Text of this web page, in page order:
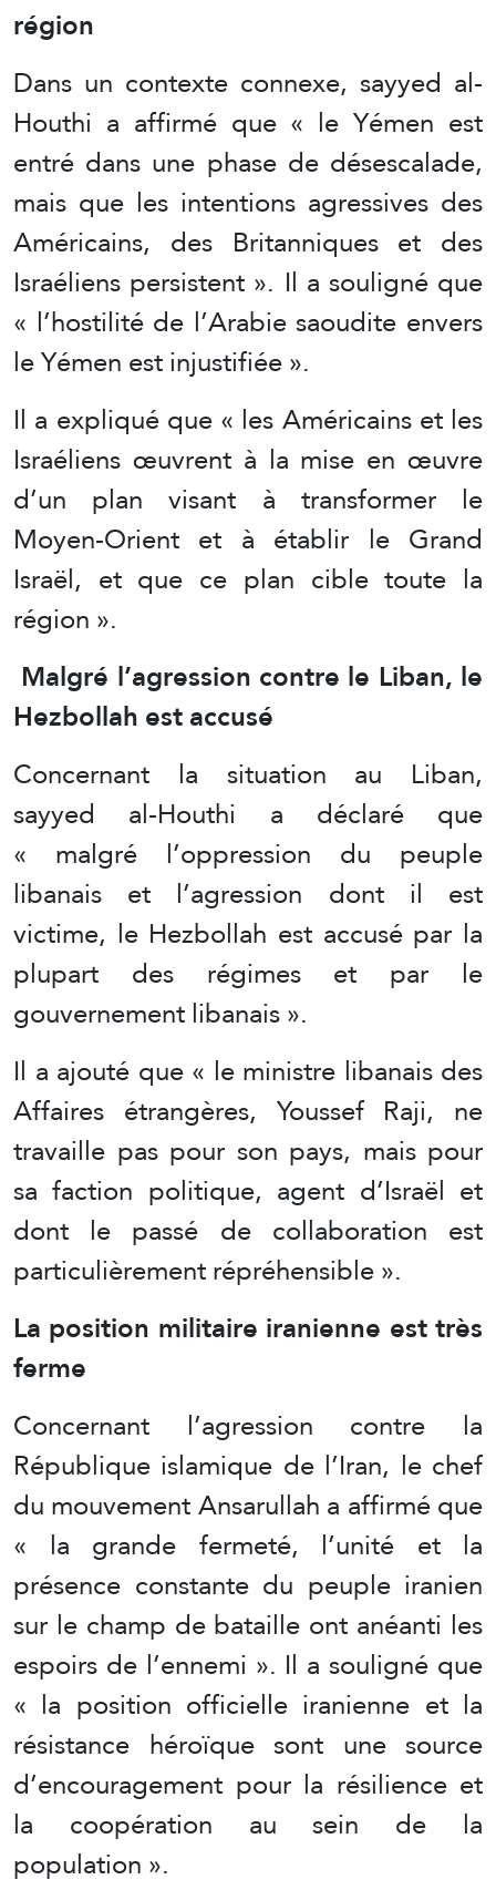
région
Dans un contexte connexe, sayyed al-
Houthi a affirmé que « le Yémen est
entré dans une phase de désescalade,
mais que les intentions agressives des
Américains, des Britanniques et des
Israéliens persistent ». Il a souligné que
« l’hostilité de l’Arabie saoudite envers
le Yémen est injustifiée ».
Il a expliqué que « les Américains et les
Israéliens œuvrent à la mise en œuvre
d’un plan visant à transformer le
Moyen-Orient et à établir le Grand
Israël, et que ce plan cible toute la
région ».
Malgré l’agression contre le Liban, le
Hezbollah est accusé
Concernant la situation au Liban,
sayyed al-Houthi a déclaré que
« malgré l’oppression du peuple
libanais et l’agression dont il est
victime, le Hezbollah est accusé par la
plupart des régimes et par le
gouvernement libanais ».
Il a ajouté que « le ministre libanais des
Affaires étrangères, Youssef Raji, ne
travaille pas pour son pays, mais pour
sa faction politique, agent d’Israël et
dont le passé de collaboration est
particulièrement répréhensible ».
La position militaire iranienne est très
ferme
Concernant l’agression contre la
République islamique de l’Iran, le chef
du mouvement Ansarullah a affirmé que
« la grande fermeté, l’unité et la
présence constante du peuple iranien
sur le champ de bataille ont anéanti les
espoirs de l’ennemi ». Il a souligné que
« la position officielle iranienne et la
résistance héroïque sont une source
d’encouragement pour la résilience et
la coopération au sein de la
population ».